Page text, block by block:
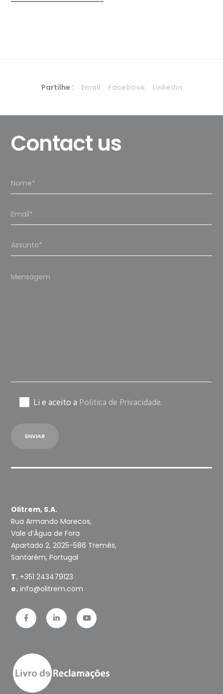
Partilhe : Email Facebook Linkedin
Contact us
Please
Li e aceito a Politica de Privacidade.
Olitrem, S.A.
Rua Armando Marecos,
Vale d’Água de Fora
Apartado 2, 2025-586 Tremês,
Santarém, Portugal
T. +351 243479123
e. info@olitrem.com